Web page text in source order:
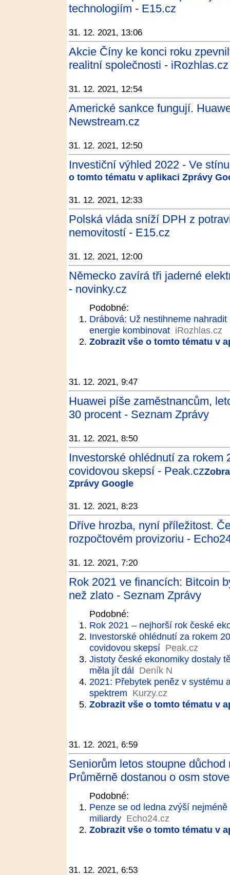
technologiím - E15.cz
31. 12. 2021, 13:06
Akcie Číny ke konci roku
realitní společnosti - iRozhlas.cz
31. 12. 2021, 12:54
Americké sankce fungují.
Newstream.cz
31. 12. 2021, 12:50
Investiční výhled 2022 - Ve
o tomto tématu v aplikaci Zprávy
31. 12. 2021, 12:33
Polská vláda sníží DPH z
nemovitostí - E15.cz
31. 12. 2021, 12:00
Německo zavírá tři jaderné
- novinky.cz
Podobné:
Drábová: Už nestihneme
energie kombinovat iRozhlas.cz
Zobrazit vše o tomto tématu v
31. 12. 2021, 9:47
Huawei píše zaměstnancům,
30 procent - Seznam Zprávy
31. 12. 2021, 8:50
Investorské ohlédnutí za rokem
covidovou skepsí - Peak.cz
Zprávy Google
31. 12. 2021, 8:23
Dříve hrozba, nyní příležitost.
rozpočtovém provizoriu -
31. 12. 2021, 7:20
Rok 2021 ve financích: Bitcoin
než zlato - Seznam Zprávy
Podobné:
Rok 2021 – nejhorší rok české
Investorské ohlédnutí za rokem
covidovou skepsí Peak.cz
Jistoty české ekonomiky dostaly
měla jít dál Deník N
2021: Přebytek peněz v systému
spektrem Kurzy.cz
Zobrazit vše o tomto tématu v
31. 12. 2021, 6:59
Seniorům letos stoupne
Průměrně dostanou o osm
Podobné:
Penze se od ledna zvýší
miliardy Echo24.cz
Zobrazit vše o tomto tématu v
31. 12. 2021, 6:53